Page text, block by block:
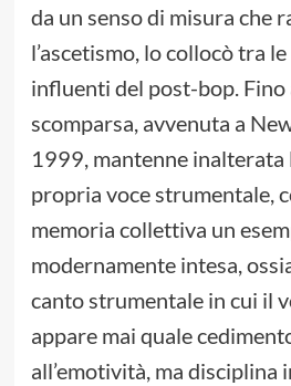
da un senso di misura che
l’ascetismo, lo collocò tra
influenti del post-bop. Fino
scomparsa, avvenuta a
1999, mantenne inalterata
propria voce strumentale,
memoria collettiva un
modernamente intesa,
canto strumentale in cui il
appare mai quale
all’emotività, ma disciplina